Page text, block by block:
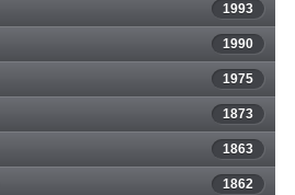
1993
1990
1975
1873
1863
1862